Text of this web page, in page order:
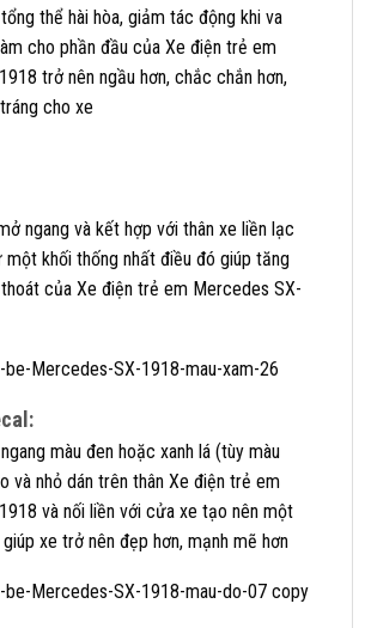
thể hài hòa, giảm tác động khi va
cho phần đầu của Xe điện trẻ em
trở nên ngầu hơn, chắc chắn hơn,
cho xe
ngang và kết hợp với thân xe liền lạc
một khối thống nhất điều đó giúp tăng
của Xe điện trẻ em Mercedes SX-
màu đen hoặc xanh lá (tùy màu
và nhỏ dán trên thân Xe điện trẻ em
và nối liền với cửa xe tạo nên một
xe trở nên đẹp hơn, mạnh mẽ hơn